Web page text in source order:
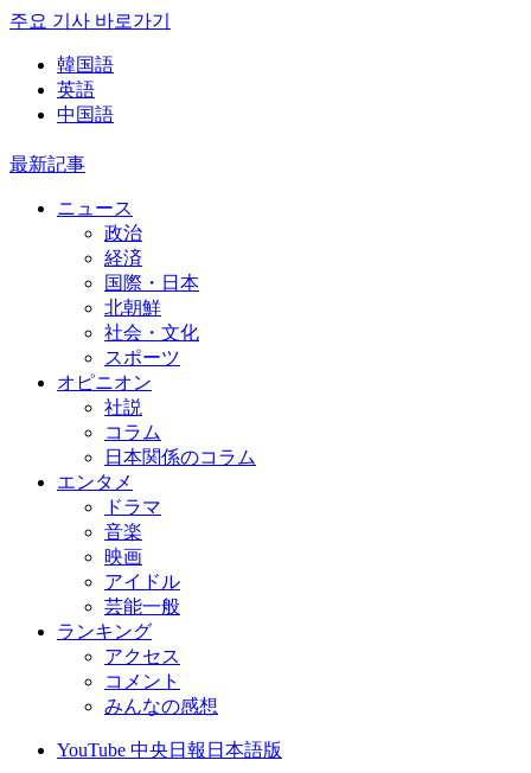
주요 기사 바로가기
韓国語
英語
中国語
最新記事
ニュース
政治
経済
国際・日本
北朝鮮
社会・文化
スポーツ
オピニオン
社説
コラム
日本関係のコラム
エンタメ
ドラマ
音楽
映画
アイドル
芸能一般
ランキング
アクセス
コメント
みんなの感想
YouTube 中央日報日本語版